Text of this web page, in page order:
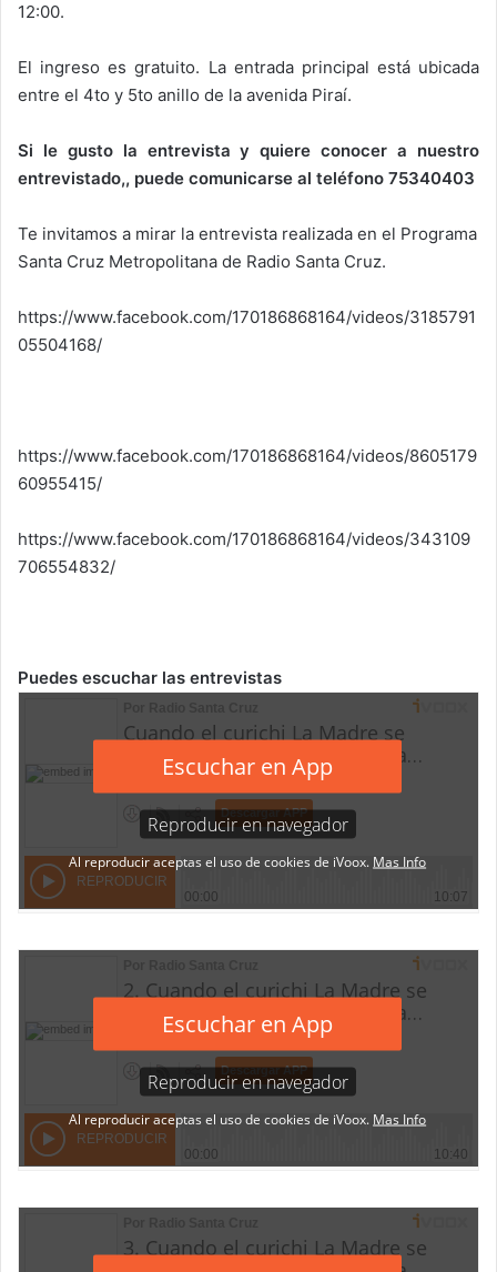
12:00.
El ingreso es gratuito. La entrada principal está ubicada
entre el 4to y 5to anillo de la avenida Piraí.
Si le gusto la entrevista y quiere conocer a nuestro
entrevistado,, puede comunicarse al teléfono 75340403
Te invitamos a mirar la entrevista realizada en el Programa
Santa Cruz Metropolitana de Radio Santa Cruz.
https://www.facebook.com/170186868164/videos/3185791
05504168/
https://www.facebook.com/170186868164/videos/8605179
60955415/
https://www.facebook.com/170186868164/videos/343109
706554832/
Puedes escuchar las entrevistas